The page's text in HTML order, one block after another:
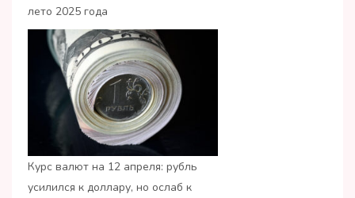
лето 2025 года
Курс валют на 12 апреля: рубль
усилился к доллару, но ослаб к